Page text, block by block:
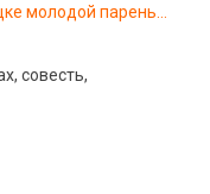
молодой парень
совесть,